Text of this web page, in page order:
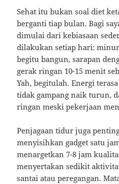
Sehat itu bukan soal diet
berganti tiap bulan. Bagi
dimulai dari kebiasaan
dilakukan setiap hari:
begitu bangun, sarapan
gerak ringan 10-15 menit
Yah, begitulah. Energi
tidak gampang naik turun,
ringan meski pekerjaan
Penjagaan tidur juga
menyisihkan gadget satu
menargetkan 7-8 jam
menyertakan sedikit
santai atau peregangan.